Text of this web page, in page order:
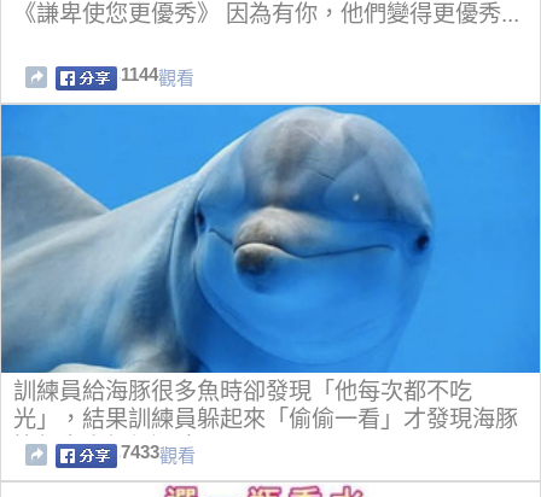
《謙卑使您更優秀》 因為有你，他們變得更優秀...
1144觀看
訓練員給海豚很多魚時卻發現「他每次都不吃
光」，結果訓練員躲起來「偷偷一看」才發現海豚
比很多人類都還聰明！
7433觀看